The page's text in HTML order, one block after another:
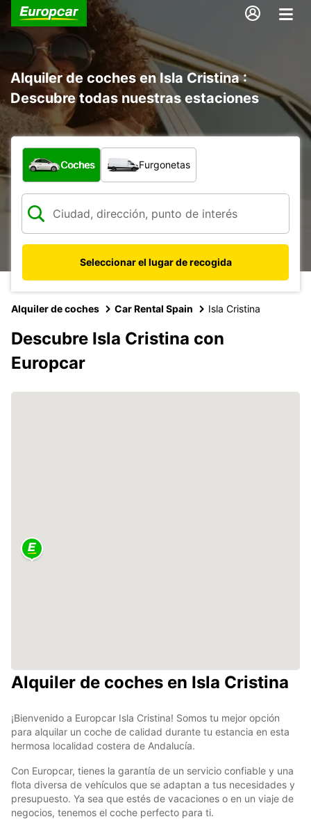
Alquiler de coches en Isla Cristina :
Descubre todas nuestras estaciones
¿Qué tipo de vehículo?
Coches Furgonetas
Seleccionar el lugar de recogida
Alquiler de coches Car Rental Spain Isla Cristina
Descubre Isla Cristina con
Europcar
Alquiler de coches en Isla Cristina
¡Bienvenido a Europcar Isla Cristina! Somos tu mejor opción
para alquilar un coche de calidad durante tu estancia en esta
hermosa localidad costera de Andalucía.
Con Europcar, tienes la garantía de un servicio confiable y una
flota diversa de vehículos que se adaptan a tus necesidades y
presupuesto. Ya sea que estés de vacaciones o en un viaje de
negocios, tenemos el coche perfecto para ti.